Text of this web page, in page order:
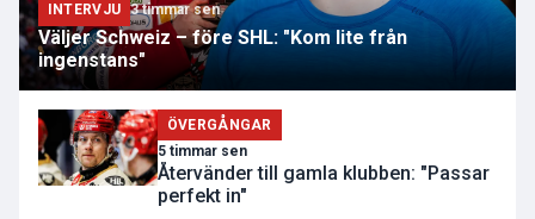
INTERVJU 3 timmar sen
Väljer Schweiz – före SHL: "Kom lite från
ingenstans"
ÖVERGÅNGAR
5 timmar sen
Återvänder till gamla klubben: "Passar
perfekt in"